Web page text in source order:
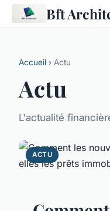
Bft
Accueil › Actu
Actu
L'actualité
ACTU